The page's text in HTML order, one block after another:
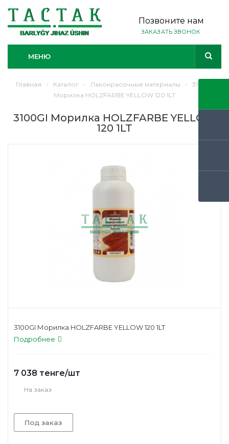
Позвоните нам
ЗАКАЗАТЬ ЗВОНОК
МЕНЮ
Главная - Каталог - Лакокрасочные материалы -
3100GI
Морилка HOLZFARBE YELLOW 120 1LT
3100GI Морилка HOLZFARBE YELLOW
120 1LT
3100GI Морилка HOLZFARBE YELLOW 120 1LT
Подробнее
7 038 тенге/шт
На заказ
Под заказ